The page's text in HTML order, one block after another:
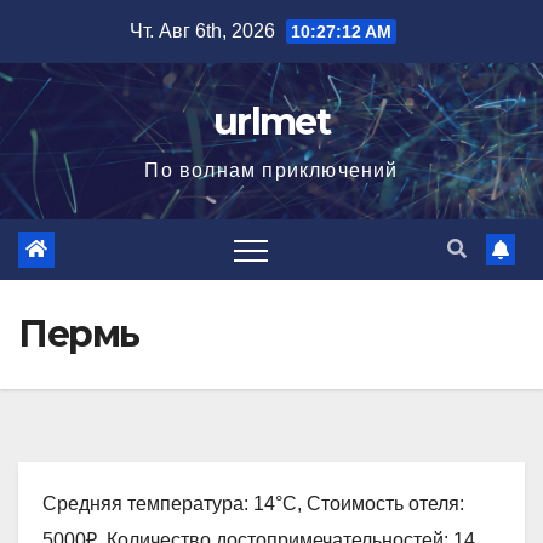
содержимому
Чт. Авг 6th, 2026 10:27:13 AM
urlmet
По волнам приключений
Пермь
Средняя температура: 14°C, Стоимость отеля: